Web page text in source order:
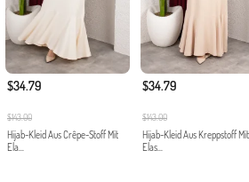
$34.79
$143.00
Hijab-Kleid Aus Crêpe-Stoff Mit
Ela...
$34.79
$143.00
Hijab-Kleid Aus Kreppstoff Mit
Elas...